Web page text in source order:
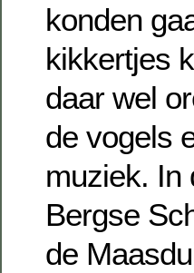
konden
kikkertjes
daar wel
de vogels
muziek. In
Bergse
de